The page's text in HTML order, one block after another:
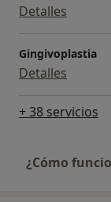
Detalles
Gingivoplastia
Detalles
+ 38 servicios
¿Cómo